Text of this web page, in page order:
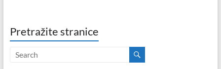
Pretražite stranice